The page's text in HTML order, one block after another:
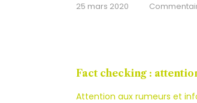
25 mars 2020
Fact checking :
Attention aux rumeurs et